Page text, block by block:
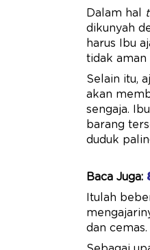
Dalam hal
dikunyah
harus Ibu
tidak aman
Selain itu,
akan
sengaja.
barang
duduk
Baca Juga:
Itulah
dan cemas.